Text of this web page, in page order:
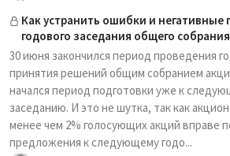
Как устранить ошибки и негативные
годового заседания общего
30 июня закончился период проведения
принятия решений общим собранием
начался период подготовки уже к
заседанию. И это не шутка, так как
менее чем 2% голосующих акций вправе
предложения к следующему годо...